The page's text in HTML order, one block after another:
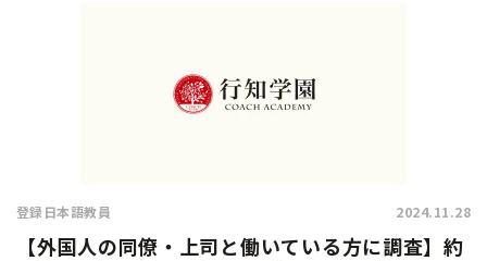
登録日本語教員 2024.11.28
【外国人の同僚・上司と働いている方に調査】約